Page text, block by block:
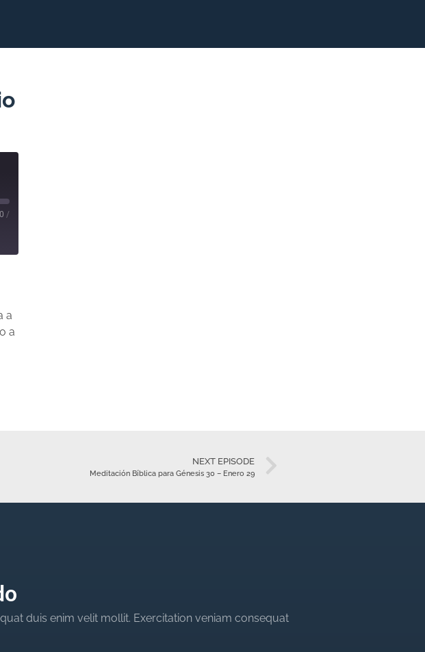
/
a
a
NEXT EPISODE
Meditación Bíblica para Génesis 30 – Enero 29
duis enim velit mollit. Exercitation veniam consequat